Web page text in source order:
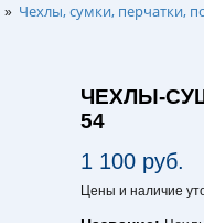
» Чехлы, сумки, перчатки,
ЧЕХЛЫ-
54
1 100 руб.
Цены и наличие